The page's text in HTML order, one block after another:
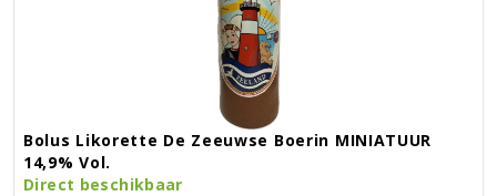
Bolus Likorette De Zeeuwse Boerin MINIATUUR
14,9% Vol.
Direct beschikbaar